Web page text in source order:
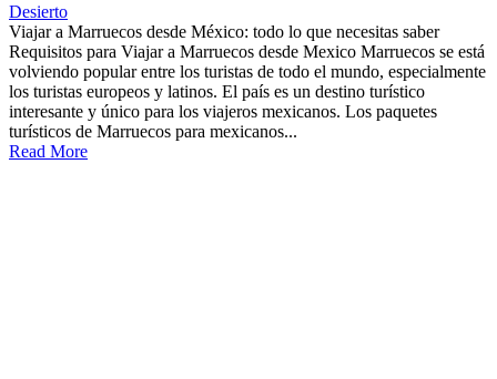
Desierto
Viajar a Marruecos desde México: todo lo que necesitas saber
Requisitos para Viajar a Marruecos desde Mexico Marruecos se está
volviendo popular entre los turistas de todo el mundo, especialmente
los turistas europeos y latinos. El país es un destino turístico
interesante y único para los viajeros mexicanos. Los paquetes
turísticos de Marruecos para mexicanos...
Read More